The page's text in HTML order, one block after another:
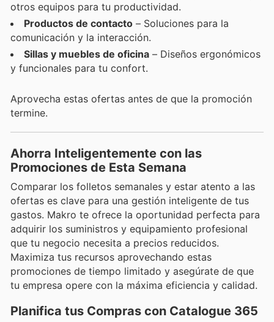
otros equipos para tu productividad.
Productos de contacto – Soluciones para la
comunicación y la interacción.
Sillas y muebles de oficina – Diseños ergonómicos
y funcionales para tu confort.
Aprovecha estas ofertas antes de que la promoción
termine.
Ahorra Inteligentemente con las
Promociones de Esta Semana
Comparar los folletos semanales y estar atento a las
ofertas es clave para una gestión inteligente de tus
gastos. Makro te ofrece la oportunidad perfecta para
adquirir los suministros y equipamiento profesional
que tu negocio necesita a precios reducidos.
Maximiza tus recursos aprovechando estas
promociones de tiempo limitado y asegúrate de que
tu empresa opere con la máxima eficiencia y calidad.
Planifica tus Compras con Catalogue 365